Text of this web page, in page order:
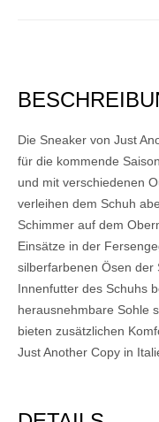
Die Sneaker von Just
für die kommende
und mit verschiedenen
verleihen dem Schuh
Schimmer auf dem
Einsätze in der
silberfarbenen Ösen der
Innenfutter des Schuhs
herausnehmbare Sohle
bieten zusätzlichen
Just Another Copy in